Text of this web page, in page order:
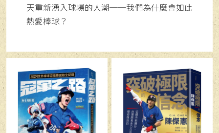
天重新湧入球場的人潮──我們為什麼會如此
熱愛棒球？